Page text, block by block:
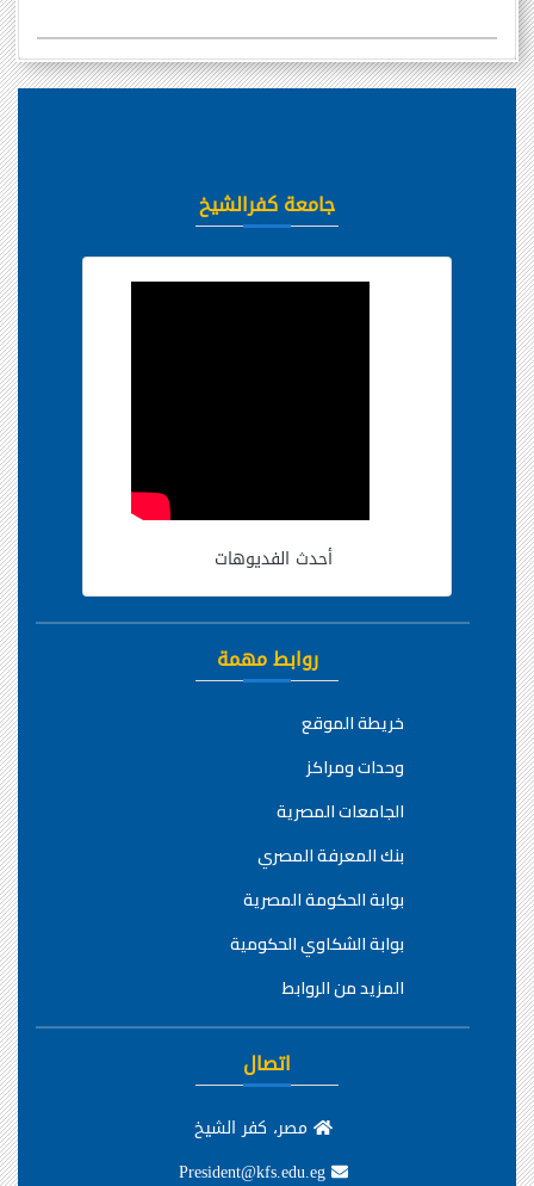
جامعة كفرالشيخ
أحدث الفديوهات
روابط مهمة
خريطة الموقع
وحدات ومراكز
الجامعات المصرية
بنك المعرفة المصري
بوابة الحكومة المصرية
بوابة الشكاوي الحكومية
المزيد من الروابط
اتصال
مصر، كفر الشيخ